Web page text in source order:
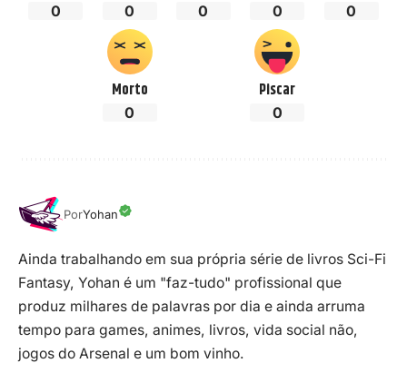
0 0 0 0 0
Morto
0
Piscar
0
PorYohan
Ainda trabalhando em sua própria série de livros Sci-Fi
Fantasy, Yohan é um "faz-tudo" profissional que
produz milhares de palavras por dia e ainda arruma
tempo para games, animes, livros, vida social não,
jogos do Arsenal e um bom vinho.